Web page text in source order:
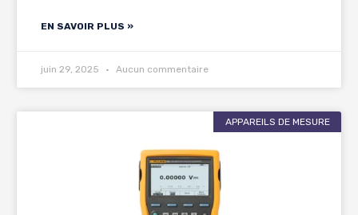
EN SAVOIR PLUS »
juin 29, 2025 Aucun commentaire
APPAREILS DE MESURE